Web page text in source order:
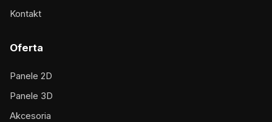
Kontakt
Oferta
Panele 2D
Panele 3D
Akcesoria